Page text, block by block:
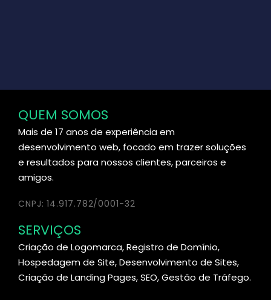
QUEM SOMOS
Mais de 17 anos de experiência em
desenvolvimento web, focado em trazer soluções
e resultados para nossos clientes, parceiros e
amigos.
CNPJ: 14.917.782/0001-32
SERVIÇOS
Criação de Logomarca, Registro de Domínio,
Hospedagem de Site, Desenvolvimento de Sites,
Criação de Landing Pages, SEO, Gestão de Tráfego.